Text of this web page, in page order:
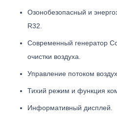
Озонобезопасный и
R32.
Современный генератор
очистки воздуха.
Управление потоком
Тихий режим и функция
Информативный дисплей.